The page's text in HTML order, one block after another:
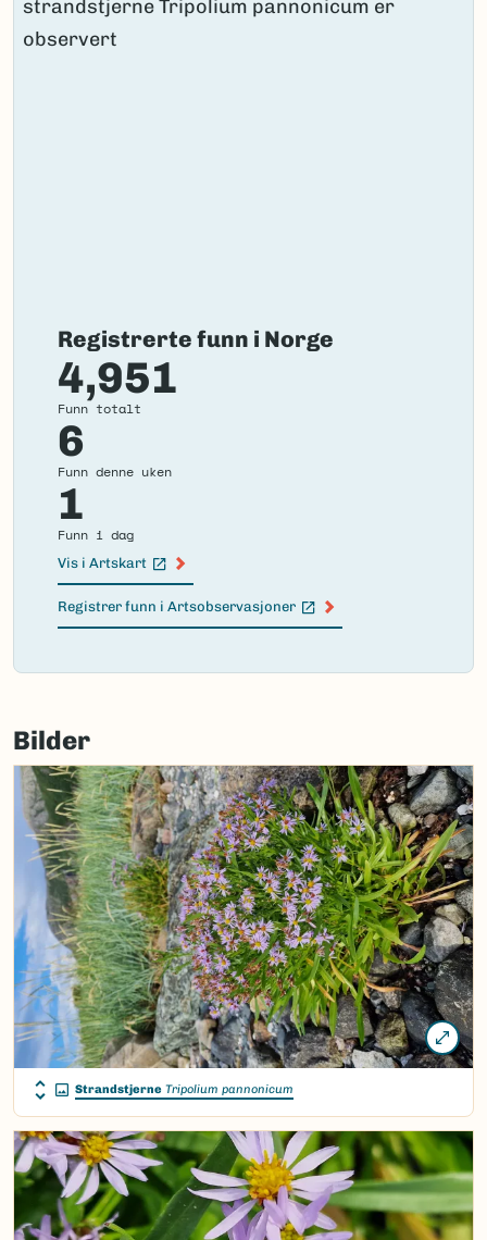
Registrerte funn i Norge
4,951
Funn totalt
6
Funn denne uken
1
Funn i dag
Vis i Artskart
(Ekstern lenke)
Registrer funn i Artsobservasjoner
(Ekstern lenke)
Failed
load
map.
Bilder
Strandstjerne Tripolium pannonicum